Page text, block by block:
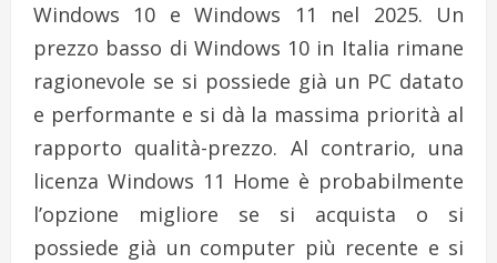
Windows 10 e Windows 11 nel 2025. Un
prezzo basso di Windows 10 in Italia rimane
ragionevole se si possiede già un PC datato
e performante e si dà la massima priorità al
rapporto qualità-prezzo. Al contrario, una
licenza Windows 11 Home è probabilmente
l’opzione migliore se si acquista o si
possiede già un computer più recente e si